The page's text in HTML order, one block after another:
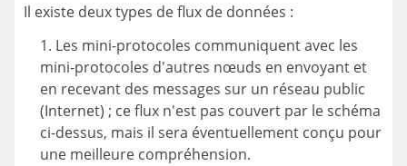
Il existe deux types de flux de données :
Les mini-protocoles communiquent avec les
mini-protocoles d'autres nœuds en envoyant et
en recevant des messages sur un réseau public
(Internet) ; ce flux n'est pas couvert par le schéma
ci-dessus, mais il sera éventuellement conçu pour
une meilleure compréhension.